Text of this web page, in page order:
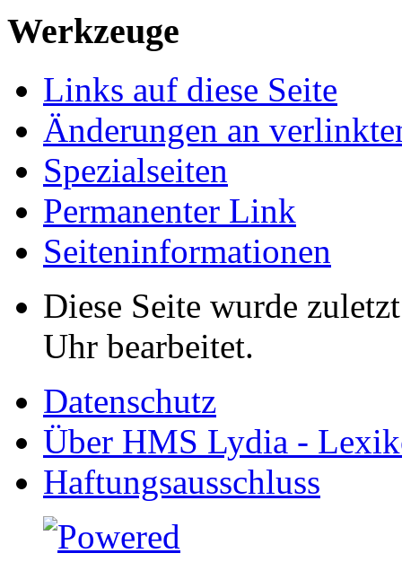
Werkzeuge
Links auf diese Seite
Änderungen an
Spezialseiten
Permanenter Link
Seiten­informationen
Diese Seite wurde
Uhr bearbeitet.
Datenschutz
Über HMS Lydia -
Haftungsausschluss